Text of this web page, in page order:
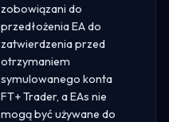
zobowiązani do
przedłożenia EA do
zatwierdzenia przed
otrzymaniem
symulowanego konta
FT+ Trader, a EAs nie
mogą być używane do